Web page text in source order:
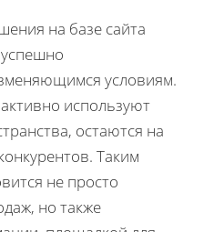
на базе сайта
условиям.
используют
остаются на
Таким
не просто
но также